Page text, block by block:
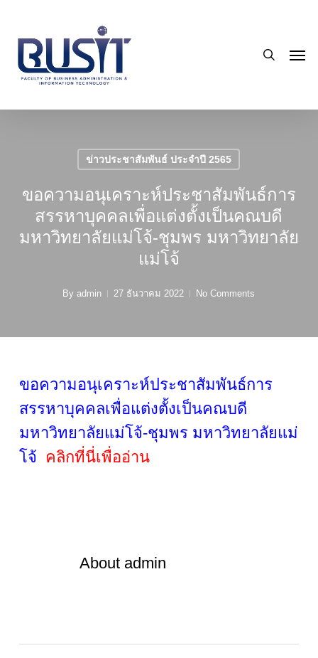
main
content
ข่าวประชาสัมพันธ์ ประจำปี 2565
ขอความอนุเคราะห์ประชาสัมพันธ์การ
สรรหาบุคคลเพื่อแต่งตั้งเป็นคณบดี
มหาวิทยาลัยแม่โจ้-ชุมพร มหาวิทยาลัย
แม่โจ้
By admin 27 ธันวาคม 2022 No Comments
ขอความอนุเคราะห์ประชาสัมพันธ์การ
สรรหาบุคคลเพื่อแต่งตั้งเป็นคณบดี
มหาวิทยาลัยแม่โจ้-ชุมพร มหาวิทยาลัยแม่
โจ้ คลิกที่นี่เพื่ออ่าน
Aboutadmin